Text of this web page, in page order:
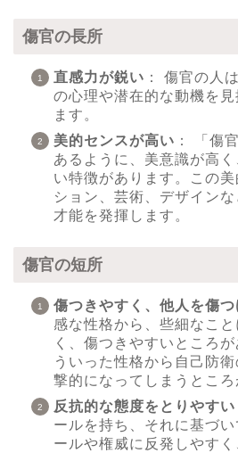
傷官の長所
直感力が鋭い ： 傷官の人
の心理や潜在的な動機を
ます。
美的センスが高い ： 「傷
あるように、美意識が高
い特徴があります。この
ション、芸術、デザイン
才能を発揮します。
傷官の短所
傷つきやすく、他人を傷
感な性格から、些細なこ
く、傷つきやすいところ
ういった性格から自己防
撃的になってしまうところ
反抗的な態度をとりやすい
ールを持ち、それに基づ
ールや権威に反発しやす